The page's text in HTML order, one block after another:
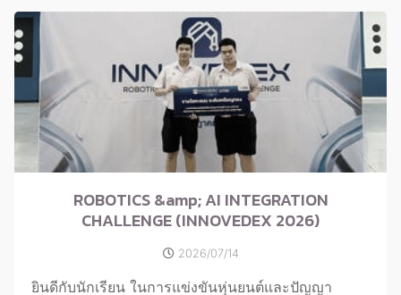
ROBOTICS &amp; AI INTEGRATION
CHALLENGE (INNOVEDEX 2026)
2026/07/14
ยินดีกับนักเรียน ในการแข่งขันหุ่นยนต์และปัญญา